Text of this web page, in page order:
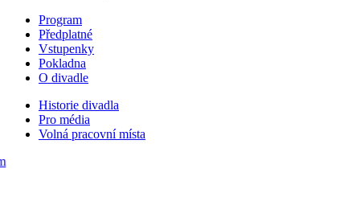
Program
Předplatné
Vstupenky
Pokladna
O divadle
Historie divadla
Pro média
Volná pracovní místa